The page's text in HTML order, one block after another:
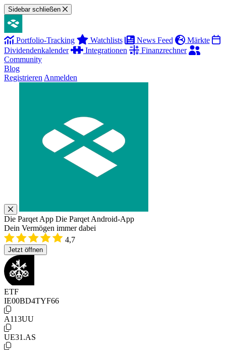
Sidebar schließen
Portfolio-Tracking Watchlists News Feed
Märkte
Dividendenkalender
Integrationen
Finanzrechner
Community
Blog
Registrieren Anmelden
Die Parqet App Die Parqet Android-App
Dein Vermögen immer dabei
4,7
Jetzt öffnen
ETF
IE00BD4TYF66
A113UU
UE31.AS